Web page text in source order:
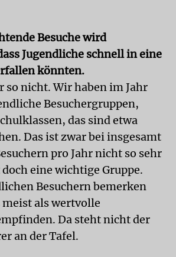
Besuche wird
Jugendliche schnell in eine
könnten.
so nicht. Wir haben im Jahr
Besuchergruppen,
das sind etwa
Das ist zwar bei insgesamt
pro Jahr nicht so sehr
eine wichtige Gruppe.
Besuchern bemerken
meist als wertvolle
Da steht nicht der
an der Tafel.